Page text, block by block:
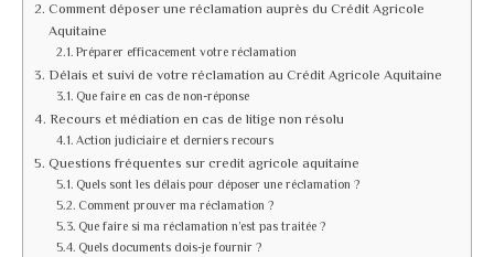
Comment déposer une réclamation auprès du Crédit Agricole
Aquitaine
Préparer efficacement votre réclamation
Délais et suivi de votre réclamation au Crédit Agricole Aquitaine
Que faire en cas de non-réponse
Recours et médiation en cas de litige non résolu
Action judiciaire et derniers recours
Questions fréquentes sur credit agricole aquitaine
Quels sont les délais pour déposer une réclamation ?
Comment prouver ma réclamation ?
Que faire si ma réclamation n’est pas traitée ?
Quels documents dois-je fournir ?